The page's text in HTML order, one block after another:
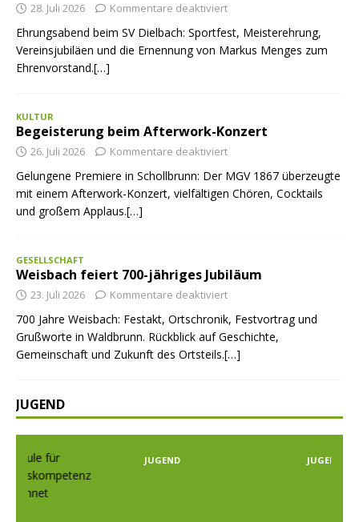
28. Juli 2026 Kommentare deaktiviert
Ehrungsabend beim SV Dielbach: Sportfest, Meisterehrung,
Vereinsjubiläen und die Ernennung von Markus Menges zum
Ehrenvorstand.[…]
KULTUR
Begeisterung beim Afterwork-Konzert
26. Juli 2026 Kommentare deaktiviert
Gelungene Premiere in Schollbrunn: Der MGV 1867 überzeugte
mit einem Afterwork-Konzert, vielfältigen Chören, Cocktails
und großem Applaus.[…]
GESELLSCHAFT
Weisbach feiert 700-jähriges Jubiläum
23. Juli 2026 Kommentare deaktiviert
700 Jahre Weisbach: Festakt, Ortschronik, Festvortrag und
Grußworte in Waldbrunn. Rückblick auf Geschichte,
Gemeinschaft und Zukunft des Ortsteils.[…]
JUGEND
JUGEND